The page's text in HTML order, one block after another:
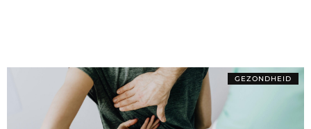
GEZONDHEID